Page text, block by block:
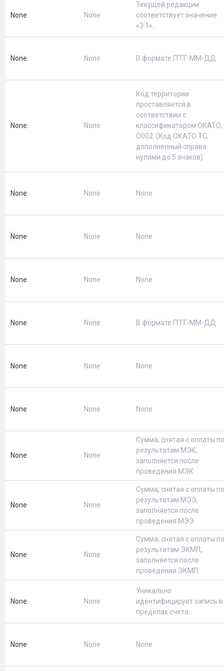
None None
Текущей редакции
соответствует значение
«3.1».
None None В формате ГГГГ-ММ-ДД
None None
Код территории
проставляется в
соответствии с
классификатором ОКАТО,
О002. (Код ОКАТО ТС,
дополненный справа
нулями до 5 знаков).
None None None
None None None
None None None
None None В формате ГГГГ-ММ-ДД
None None None
None None None
None None
Сумма, снятая с оплаты по
результатам МЭК,
заполняется после
проведения МЭК.
None None
Сумма, снятая с оплаты по
результатам МЭЭ,
заполняется после
проведения МЭЭ.
None None
Сумма, снятая с оплаты по
результатам ЭКМП,
заполняется после
проведения ЭКМП.
None None
Уникально
идентифицирует запись в
пределах счета.
None None None